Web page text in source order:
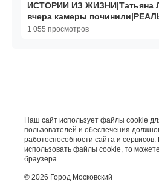
ИСТОРИИ ИЗ ЖИЗНИ|Татьяна
вчера камеры
ЖИЗНЕННЫЕ ИСТОРИИ
1 055 просмотров
Наш сайт использует файлы cookie
пользователей и обеспечения
работоспособности сайта и
использовать файлы cookie, то
браузера.
© 2026 Город Московский